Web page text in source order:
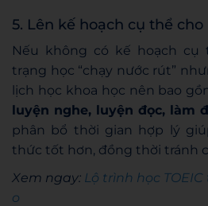
5. Lên kế hoạch cụ thể
Nếu không có kế hoạch
trạng học “chạy nước rút”
lịch học khoa học nên bao
luyện nghe, luyện đọc, làm
phân bổ thời gian hợp lý
thức tốt hơn, đồng thời tránh
Xem ngay: Lộ trình học
o